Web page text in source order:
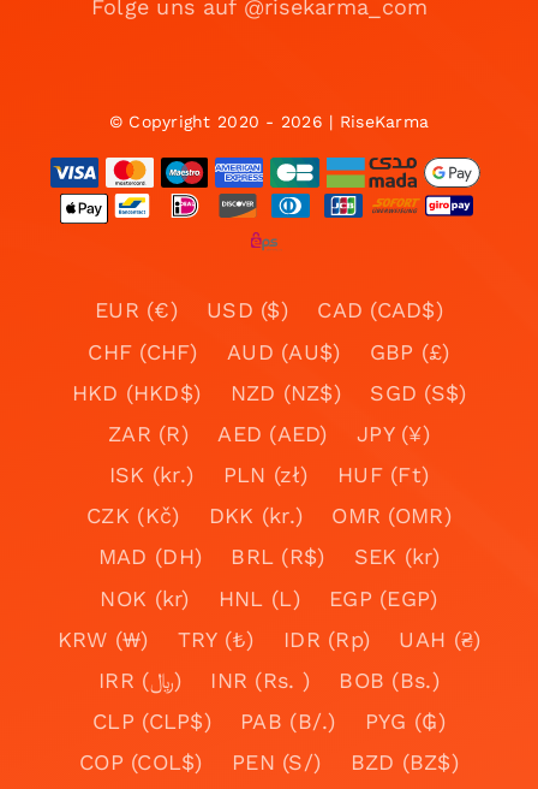
Folge uns auf @risekarma_com
© Copyright 2020 - 2026 | RiseKarma
EUR (€) USD ($)
CAD (CAD$)
CHF (CHF)
AUD (AU$)
GBP (£)
HKD (HKD$)
NZD (NZ$)
SGD (S$)
ZAR (R)
AED (AED)
JPY (¥)
ISK (kr.)
PLN (zł)
HUF (Ft)
CZK (Kč)
DKK (kr.)
OMR (OMR)
MAD (DH)
BRL (R$)
SEK (kr)
NOK (kr)
HNL (L)
EGP (EGP)
KRW (₩)
TRY (₺) IDR (Rp)
UAH (₴)
IRR (﷼)
INR (Rs. )
BOB (Bs.)
CLP (CLP$)
PAB (B/.)
PYG (₲)
COP (COL$)
PEN (S/)
BZD (BZ$)